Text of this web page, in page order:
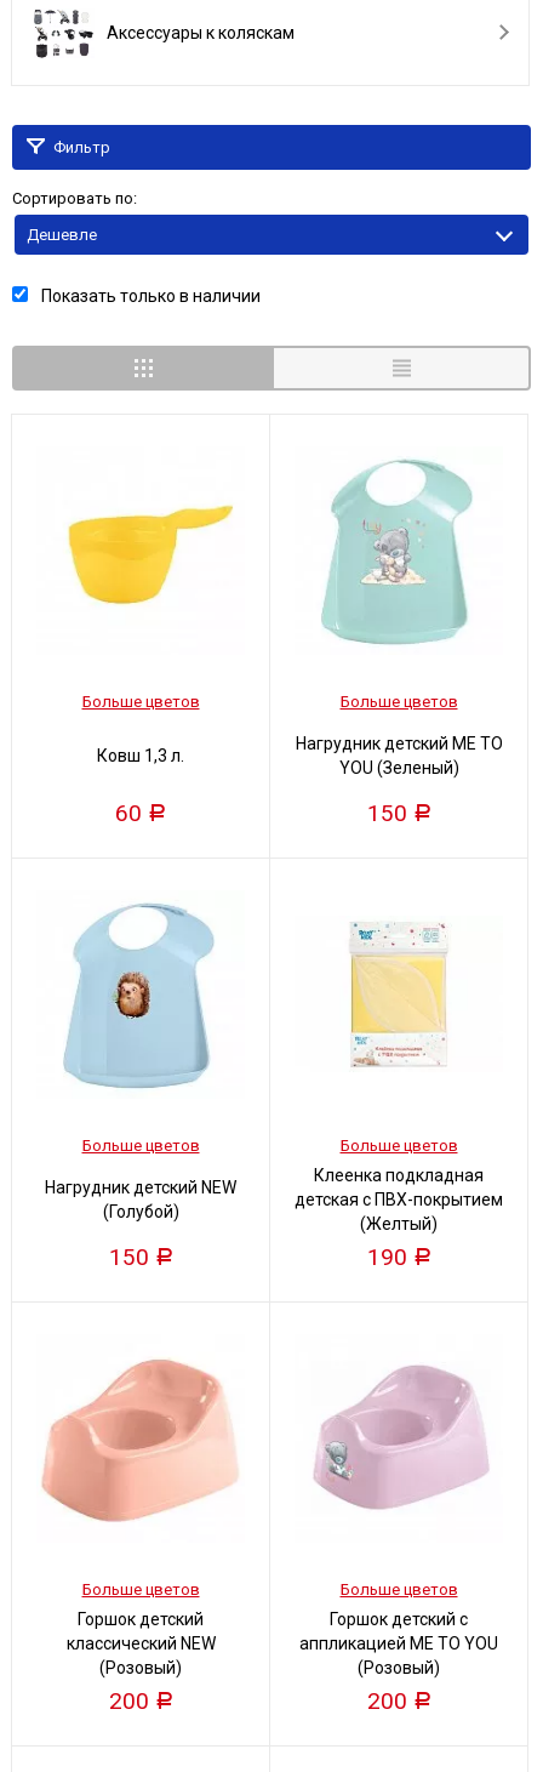
Аксессуары к коляскам
Фильтр
Сортировать по:
Дешевле
Показать только в наличии
Больше цветов
Ковш 1,3 л.
60 Р
Больше цветов
Нагрудник детский ME TO
YOU (Зеленый)
150 Р
Больше цветов
Нагрудник детский NEW
(Голубой)
150 Р
Больше цветов
Клеенка подкладная
детская с ПВХ-покрытием
(Желтый)
190 Р
Больше цветов
Горшок детский
классический NEW
(Розовый)
200 Р
Больше цветов
Горшок детский с
аппликацией ME TO YOU
(Розовый)
200 Р